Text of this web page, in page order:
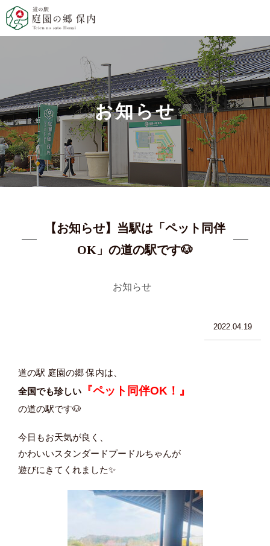
お知らせ
【お知らせ】当駅は「ペット同伴
OK」の道の駅です🐶
お知らせ
2022.04.19
道の駅 庭園の郷 保内は、
全国でも珍しい
『ペット同伴OK！』
の道の駅です🐶
今日もお天気が良く、
かわいいスタンダードプードルちゃんが
遊びにきてくれました✨